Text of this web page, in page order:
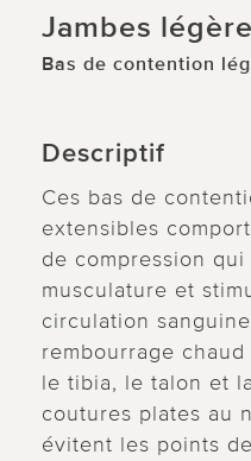
Jambes
Bas de contention
Descriptif
Ces bas de
extensibles
de compression
musculature et
circulation
rembourrage
le tibia, le talon et
coutures plates au
évitent les points